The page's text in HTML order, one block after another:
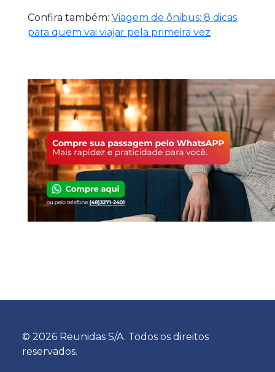
Confira também:Viagem de ônibus: 8 dicas
para quem vai viajar pela primeira vez
© 2026 Reunidas S/A. Todos os direitos
reservados.